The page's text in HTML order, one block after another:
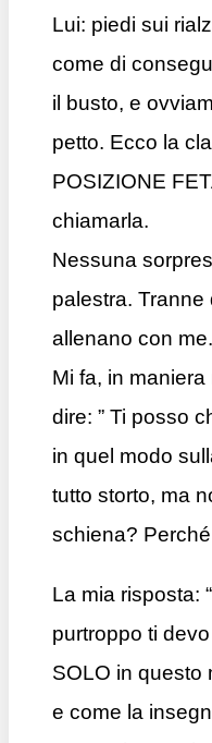
Lui: piedi sui
come di
il busto, e
petto. Ecco la
POSIZIONE
chiamarla.
Nessuna
palestra.
allenano con me.
Mi fa, in
dire: ” Ti posso
in quel modo
tutto storto, ma
schiena?
La mia risposta:
purtroppo ti
SOLO in questo
e come la